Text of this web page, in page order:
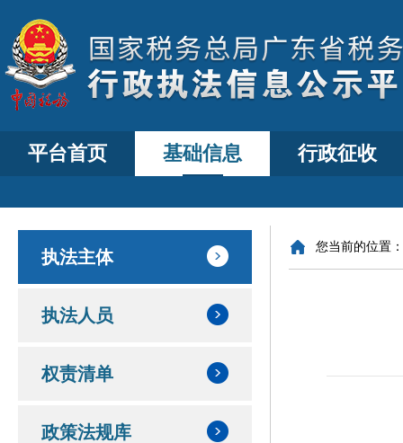
平台首页 基础信息 行政征收
执法主体
执法人员
权责清单
政策法规库
您当前的位置